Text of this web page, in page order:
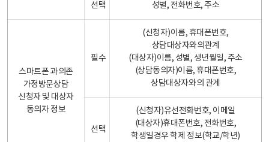
선택 성별, 전화번호, 주소
스마트폰 과의존
가정방문상담
신청자 및 대상자
동의자 정보
필수
(신청자)이름, 휴대폰번호,
상담대상자와의관계
(대상자)이름, 성별, 생년월일, 주소
(상담동의자)이름, 휴대폰번호,
상담대상자와의 관계
선택
(신청자)유선전화번호, 이메일
(대상자)휴대폰번호, 전화번호,
학생일경우 학제 정보(학교/학년)